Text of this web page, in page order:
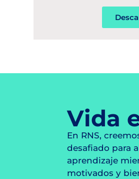
Vida
En RNS,
desafiado para
aprendizaje
motivados y